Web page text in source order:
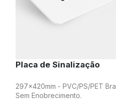
Placa de Sinalização
297x420mm - PVC/PS/PET
Sem Enobrecimento.